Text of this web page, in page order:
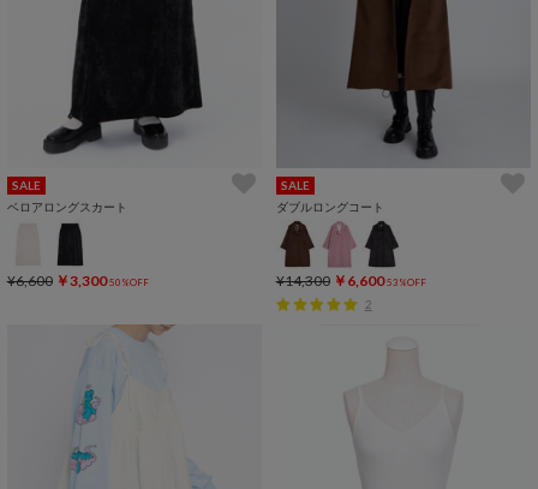
SALE
ベロアロングスカート
¥6,600 ￥3,300 50%OFF
SALE
ダブルロングコート
¥14,300 ￥6,600 53%OFF
2